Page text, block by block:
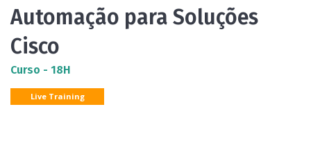
Automação para Soluções
Cisco
Curso - 18H
Live Training